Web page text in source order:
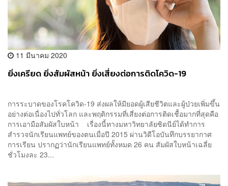
11 มีนาคม 2020
ยิ่งเครียด ยิ่งสัมผัสหน้า ยิ่งเสี่ยงต่อการติดโควิด-19
การระบาดของโรคโควิด-19 ส่งผลให้มียอดผู้เสียชีวิตและผู้ป่วยเพิ่มขึ้น
อย่างต่อเนื่องไปทั่วโลก และพฤติกรรมที่เสี่ยงต่อการติดเชื้อมากที่สุดคือ
การเอามือสัมผัสใบหน้า เรื่องนี้ทางมหาวิทยาลัยซิดนีย์ได้ทำการ
สำรวจนักเรียนแพทย์ของตนเมื่อปี 2015 ผ่านวิดีโอบันทึกบรรยากาศ
การเรียน ปรากฏว่านักเรียนแพทย์ทั้งหมด 26 คน สัมผัสใบหน้าเฉลี่ย
ชั่วโมงละ 23...